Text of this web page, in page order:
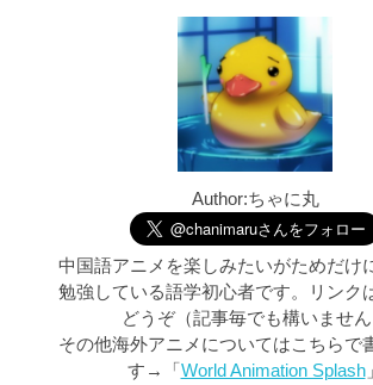
Author:ちゃに丸
中国語アニメを楽しみたいがためだけ
勉強している語学初心者です。リンク
どうぞ（記事毎でも構いません
その他海外アニメについてはこちらで
す→「 World Animation Splash」